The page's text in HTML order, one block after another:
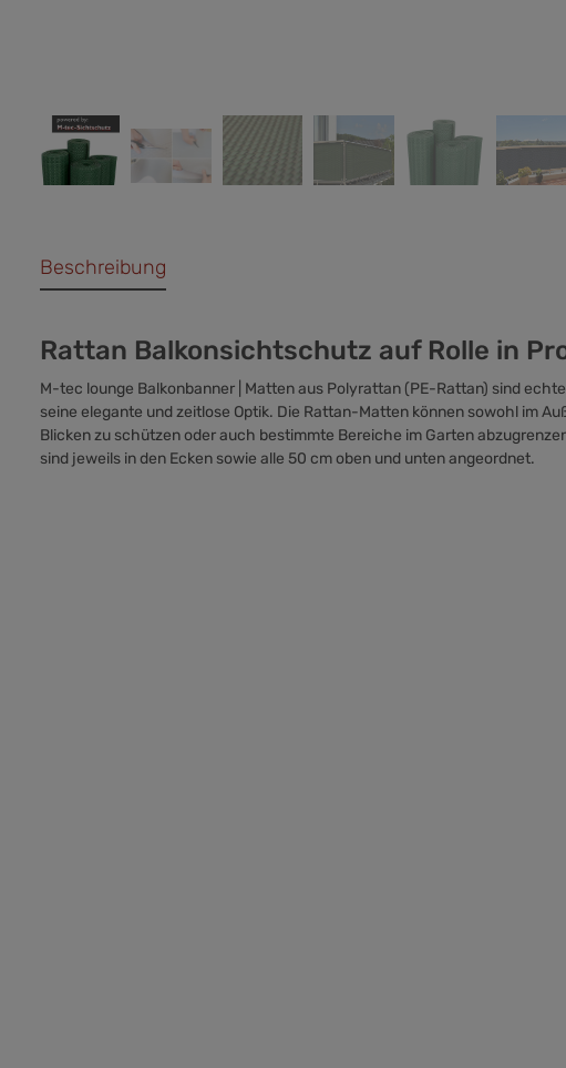
Beschreibung
Rattan Balkonsichtschutz auf Rolle in
M-tec lounge Balkonbanner | Matten aus Polyrattan (PE-Rattan) sind
seine elegante und zeitlose Optik. Die Rattan-Matten können sowohl im
Blicken zu schützen oder auch bestimmte Bereiche im Garten
sind jeweils in den Ecken sowie alle 50 cm oben und unten angeordnet.